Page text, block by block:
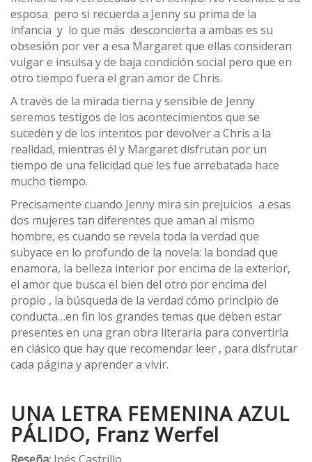
esposa pero si recuerda a Jenny su prima de la
infancia y lo que más desconcierta a ambas es su
obsesión por ver a esa Margaret que ellas consideran
vulgar e insulsa y de baja condición social pero que en
otro tiempo fuera el gran amor de Chris.
A través de la mirada tierna y sensible de Jenny
seremos testigos de los acontecimientos que se
suceden y de los intentos por devolver a Chris a la
realidad, mientras él y Margaret disfrutan por un
tiempo de una felicidad que les fue arrebatada hace
mucho tiempo.
Precisamente cuando Jenny mira sin prejuicios a esas
dos mujeres tan diferentes que aman al mismo
hombre, es cuando se revela toda la verdad que
subyace en lo profundo de la novela: la bondad que
enamora, la belleza interior por encima de la exterior,
el amor que busca el bien del otro por encima del
propio , la búsqueda de la verdad cómo principio de
conducta…en fin los grandes temas que deben estar
presentes en una gran obra literaria para convertirla
en clásico que hay que recomendar leer , para disfrutar
cada página y aprender a vivir.
UNA LETRA FEMENINA AZUL
PÁLIDO, Franz Werfel